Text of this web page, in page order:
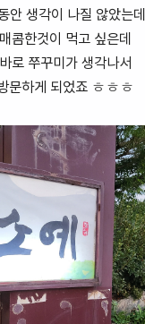
안 생각이 나질 않았는데
매콤한것이 먹고 싶은데
바로 쭈꾸미가 생각나서
문하게 되었죠 ㅎㅎㅎ